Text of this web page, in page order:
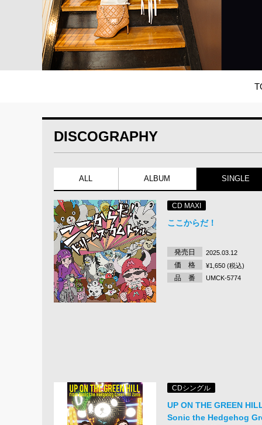
DISCOGRAPHY
ALL ALBUM SINGLE
CD MAXI
ここからだ！
発売日 2025.03.12
価 格 ¥1,650 (税込)
品 番 UMCK-5774
CDシングル
UP ON THE GREEN
Sonic the Hedgehog